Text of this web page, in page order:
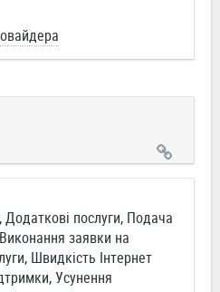
Додаткові послуги, Подача
заявки на
Швидкість Інтернет
Усунення